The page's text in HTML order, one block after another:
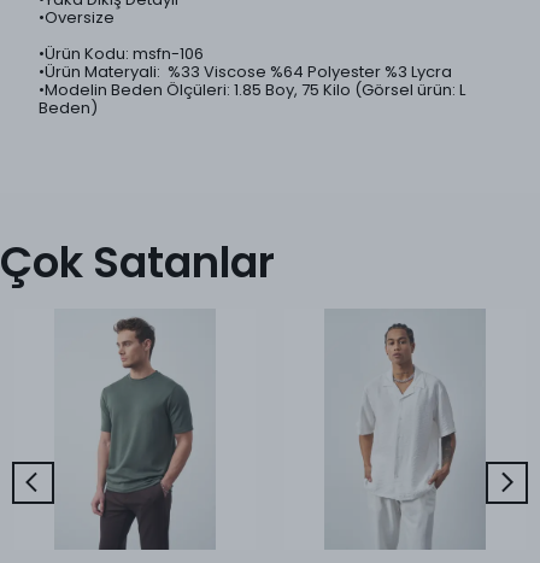
•Oversize
•Ürün Kodu: msfn-106
•Ürün Materyali: %33 Viscose %64 Polyester %3 Lycra
•Modelin Beden Ölçüleri: 1.85 Boy, 75 Kilo (Görsel ürün: L
Beden)
Çok Satanlar